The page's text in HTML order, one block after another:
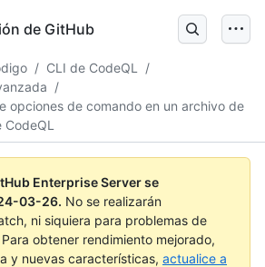
de GitHub
/ CLI de CodeQL
/
/
opciones de comando en un archivo de
Enterprise Server se
03-26. No se realizarán
ni siquiera para problemas de
obtener rendimiento mejorado,
y nuevas características, actualice a